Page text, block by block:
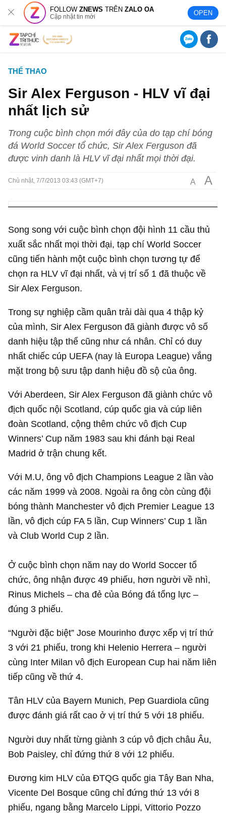
FOLLOWZNEWS TRÊNZALO OA
Cập nhật tin mới OPEN
THỂ THAO
Sir Alex Ferguson - HLV vĩ đại
nhất lịch sử
Trong cuộc bình chọn mới đây của do tạp chí bóng
đá World Soccer tổ chức, Sir Alex Ferguson đã
được vinh danh là HLV vĩ đại nhất mọi thời đại.
Chủ nhật, 7/7/2013 03:43 (GMT+7) A A
Song song với cuộc bình chọn đội hình 11 cầu thủ
xuất sắc nhất mọi thời đại, tạp chí World Soccer
cũng tiến hành một cuộc bình chọn tương tự để
chọn ra HLV vĩ đại nhất, và vị trí số 1 đã thuộc về
Sir Alex Ferguson.
Trong sự nghiệp cầm quân trải dài qua 4 thập kỷ
của mình, Sir Alex Ferguson đã giành được vô số
danh hiệu tập thể cũng như cá nhân. Chỉ có duy
nhất chiếc cúp UEFA (nay là Europa League) vắng
mặt trong bộ sưu tập danh hiệu đồ sộ của ông.
Với Aberdeen, Sir Alex Ferguson đã giành chức vô
địch quốc nội Scotland, cúp quốc gia và cúp liên
đoàn Scotland, cộng thêm chức vô địch Cup
Winners’ Cup năm 1983 sau khi đánh bại Real
Madrid ở trận chung kết.
Với M.U, ông vô địch Champions League 2 lần vào
các năm 1999 và 2008. Ngoài ra ông còn cùng đội
bóng thành Manchester vô địch Premier League 13
lần, vô địch cúp FA 5 lần, Cup Winners’ Cup 1 lần
và Club World Cup 2 lần.
Ở cuộc bình chọn năm nay do World Soccer tổ
chức, ông nhận được 49 phiếu, hơn người về nhì,
Rinus Michels – cha đẻ của Bóng đá tổng lực –
đúng 3 phiếu.
“Người đặc biệt” Jose Mourinho được xếp vị trí thứ
3 với 21 phiếu, trong khi Helenio Herrera – người
cùng Inter Milan vô địch European Cup hai năm liên
tiếp cũng về thứ 4.
Tân HLV của Bayern Munich, Pep Guardiola cũng
được đánh giá rất cao ở vị trí thứ 5 với 18 phiếu.
Người duy nhất từng giành 3 cúp vô địch châu Âu,
Bob Paisley, chỉ đứng thứ 8 với 12 phiếu.
Đương kim HLV của ĐTQG quốc gia Tây Ban Nha,
Vicente Del Bosque cũng chỉ đứng thứ 13 với 8
phiếu, ngang bằng Marcelo Lippi, Vittorio Pozzo